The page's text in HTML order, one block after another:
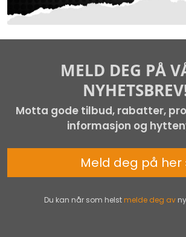
MELD DEG PÅ
Motta gode tilbud, rabatter,
informasjon og
Du kan når som helst melde deg av
Meld deg på her